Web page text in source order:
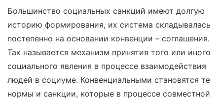
Большинство социальных санкций имеют долгую
историю формирования, их система складывалась
постепенно на основании конвенции – соглашения.
Так называется механизм принятия того или иного
социального явления в процессе взаимодействия
людей в социуме. Конвенциальными становятся те
нормы и санкции, которые в процессе совместной